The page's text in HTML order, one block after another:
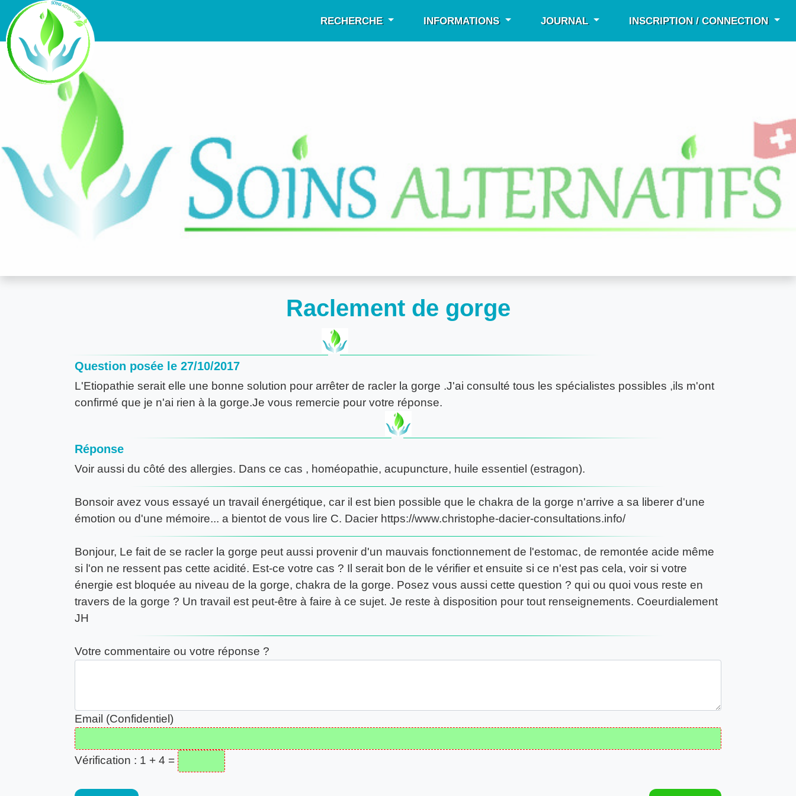
RECHERCHE INFORMATIONS JOURNAL INSCRIPTION / CONNECTION
Raclement de gorge
Question posée le 27/10/2017
L'Etiopathie serait elle une bonne solution pour arrêter de racler la gorge .J'ai consulté tous les spécialistes possibles ,ils m'ont
confirmé que je n'ai rien à la gorge.Je vous remercie pour votre réponse.
Réponse
Voir aussi du côté des allergies. Dans ce cas , homéopathie, acupuncture, huile essentiel (estragon).
Bonsoir avez vous essayé un travail énergétique, car il est bien possible que le chakra de la gorge n'arrive a sa liberer d'une
émotion ou d'une mémoire... a bientot de vous lire C. Dacier https://www.christophe-dacier-consultations.info/
Bonjour, Le fait de se racler la gorge peut aussi provenir d'un mauvais fonctionnement de l'estomac, de remontée acide même
si l'on ne ressent pas cette acidité. Est-ce votre cas ? Il serait bon de le vérifier et ensuite si ce n'est pas cela, voir si votre
énergie est bloquée au niveau de la gorge, chakra de la gorge. Posez vous aussi cette question ? qui ou quoi vous reste en
travers de la gorge ? Un travail est peut-être à faire à ce sujet. Je reste à disposition pour tout renseignements. Coeurdialement
JH
Votre commentaire ou votre réponse ?
Email (Confidentiel)
Vérification : 1 + 4 =